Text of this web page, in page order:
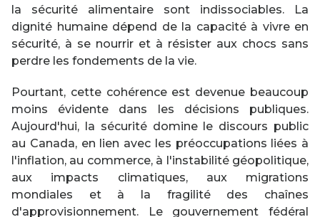
la sécurité alimentaire sont indissociables. La
dignité humaine dépend de la capacité à vivre en
sécurité, à se nourrir et à résister aux chocs sans
perdre les fondements de la vie.
Pourtant, cette cohérence est devenue beaucoup
moins évidente dans les décisions publiques.
Aujourd'hui, la sécurité domine le discours public
au Canada, en lien avec les préoccupations liées à
l'inflation, au commerce, à l'instabilité géopolitique,
aux impacts climatiques, aux migrations
mondiales et à la fragilité des chaînes
d'approvisionnement. Le gouvernement fédéral